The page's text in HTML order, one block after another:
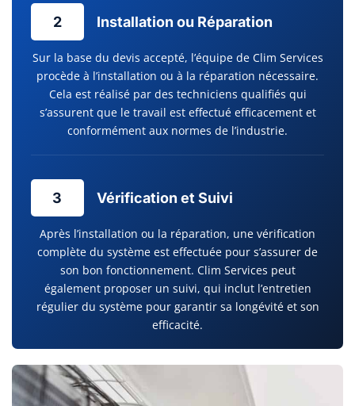
2 Installation ou Réparation
Sur la base du devis accepté, l’équipe de Clim Services
procède à l’installation ou à la réparation nécessaire.
Cela est réalisé par des techniciens qualifiés qui
s’assurent que le travail est effectué efficacement et
conformément aux normes de l’industrie.
3 Vérification et Suivi
Après l’installation ou la réparation, une vérification
complète du système est effectuée pour s’assurer de
son bon fonctionnement. Clim Services peut
également proposer un suivi, qui inclut l’entretien
régulier du système pour garantir sa longévité et son
efficacité.